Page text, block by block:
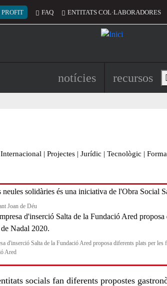
del compte d'usuari
PROFIT FAQ ENTITATS COL·LABORADORES
Navegació principal
notícies recursos
Internacional | Projectes | Jurídic | Tecnològic |
Joan de Déu
d'inserció Salta de la Fundació Ared proposa diferents plats per les
Ared
socials fan diferents propostes